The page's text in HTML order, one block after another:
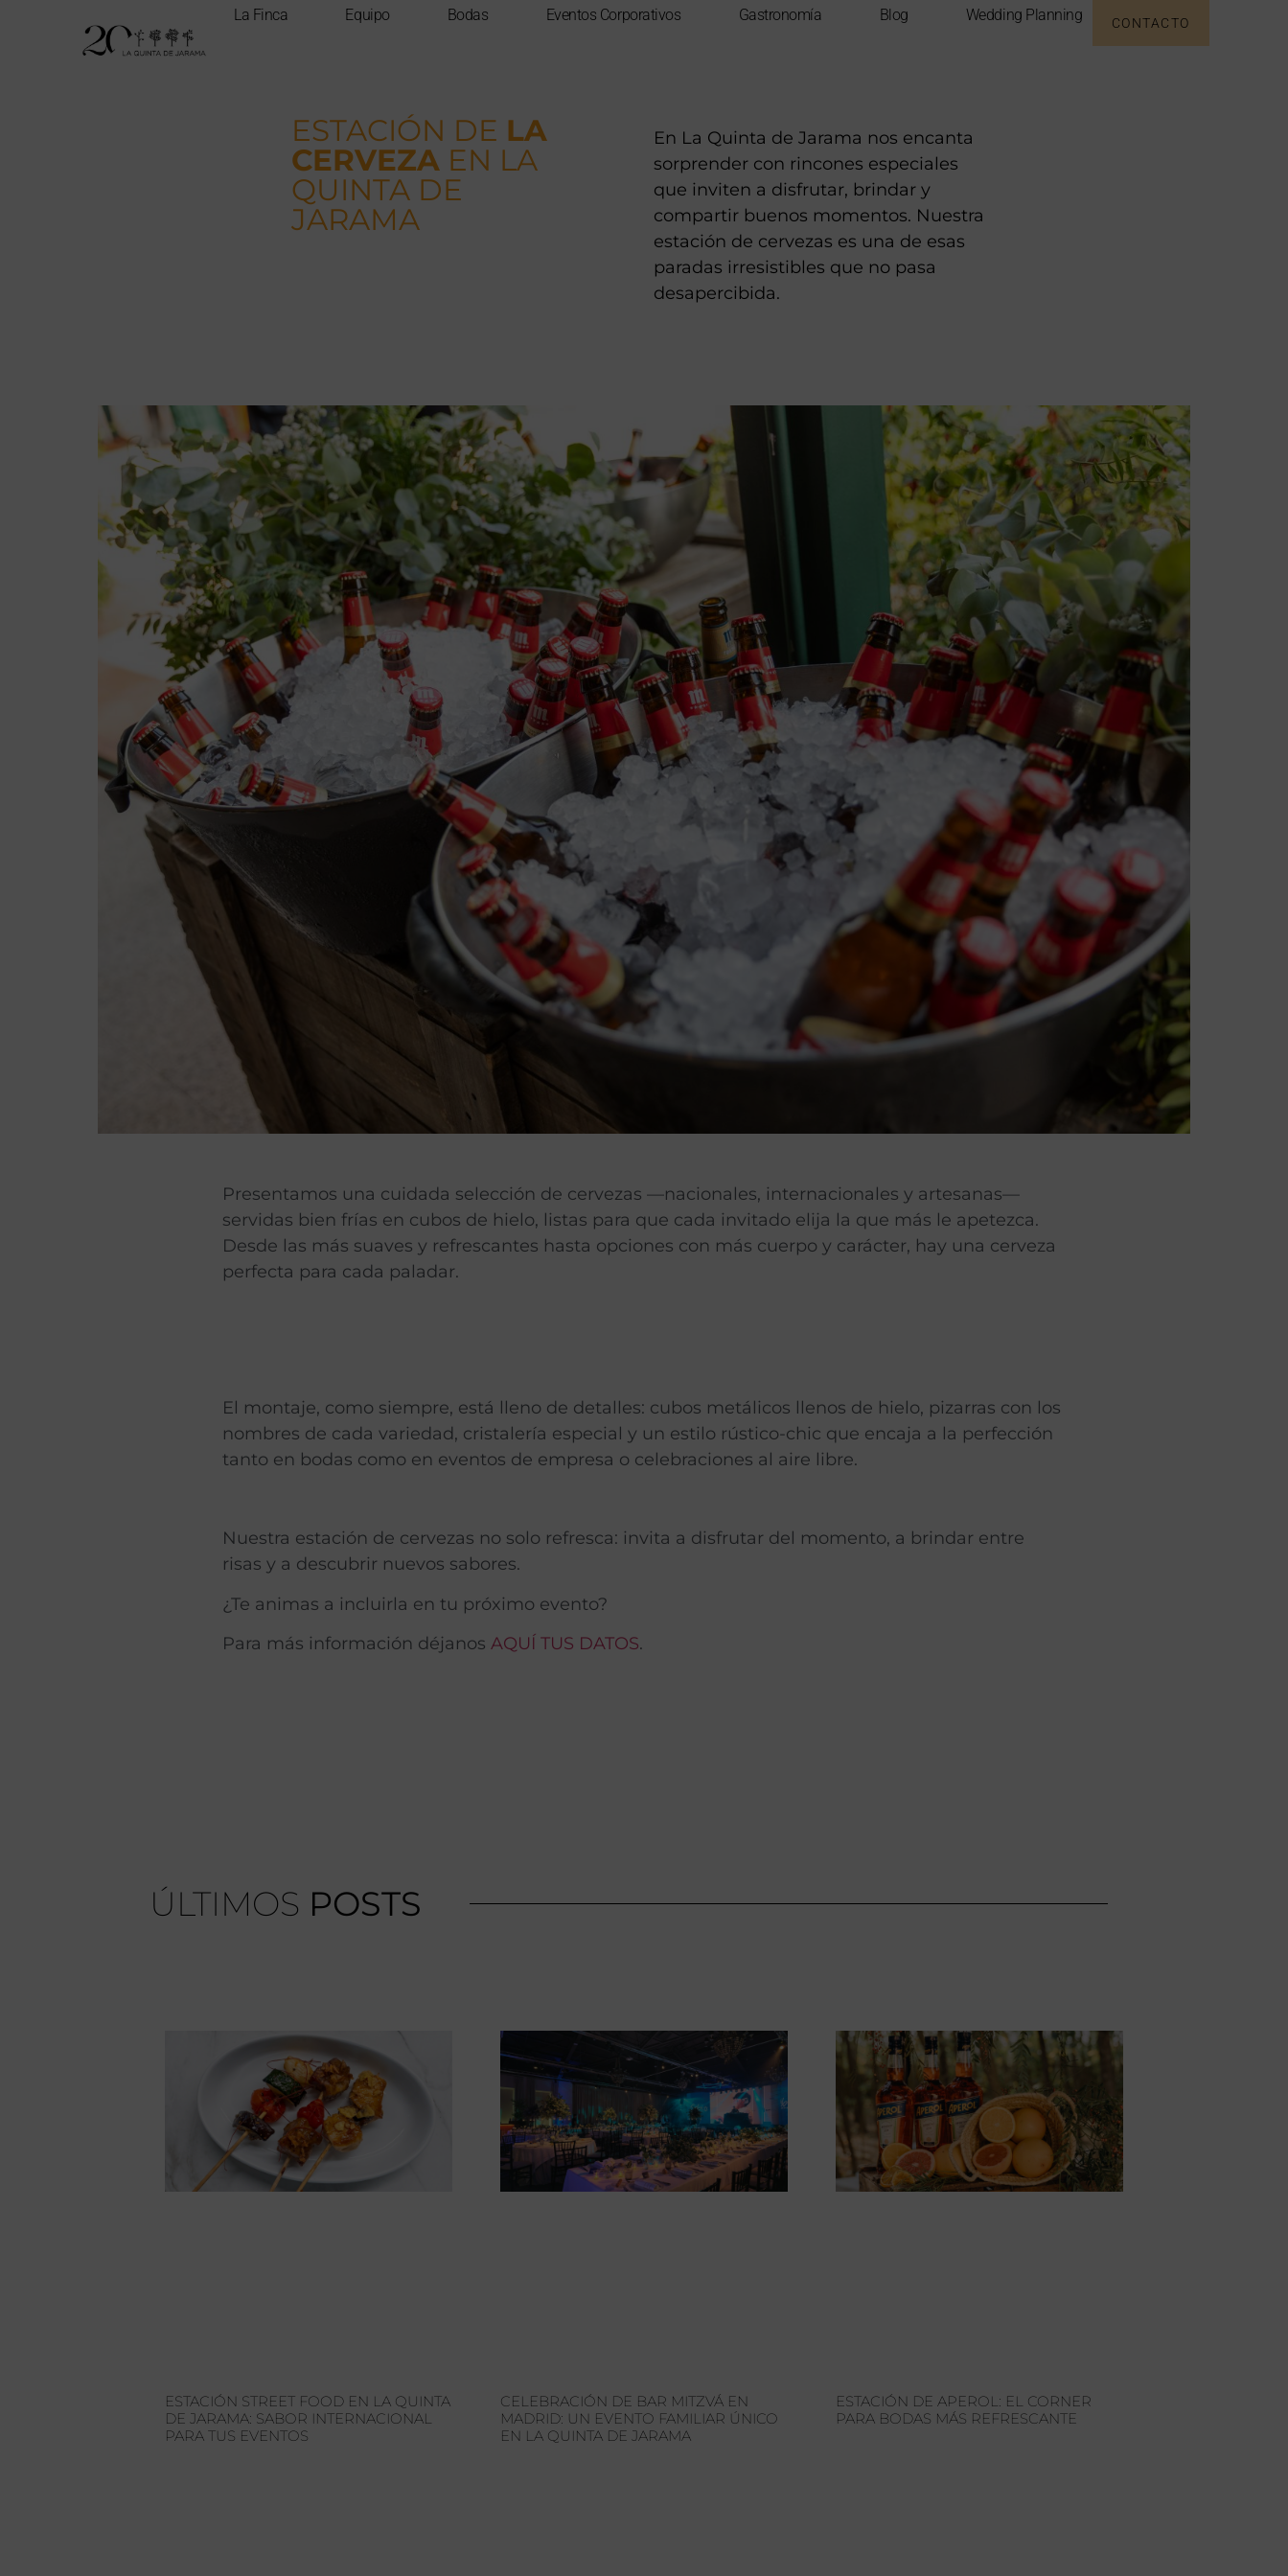
La Finca Equipo Bodas Eventos Corporativos Gastronomía Blog Wedding Planning CONTACTO
ESTACIÓN DE LA
CERVEZA EN LA
QUINTA DE
JARAMA
En La Quinta de Jarama nos encanta
sorprender con rincones especiales
que inviten a disfrutar, brindar y
compartir buenos momentos. Nuestra
estación de cervezas es una de esas
paradas irresistibles que no pasa
desapercibida.
Presentamos una cuidada selección de cervezas —nacionales, internacionales y artesanas—
servidas bien frías en cubos de hielo, listas para que cada invitado elija la que más le apetezca.
Desde las más suaves y refrescantes hasta opciones con más cuerpo y carácter, hay una cerveza
perfecta para cada paladar.
El montaje, como siempre, está lleno de detalles: cubos metálicos llenos de hielo, pizarras con los
nombres de cada variedad, cristalería especial y un estilo rústico-chic que encaja a la perfección
tanto en bodas como en eventos de empresa o celebraciones al aire libre.
Nuestra estación de cervezas no solo refresca: invita a disfrutar del momento, a brindar entre
risas y a descubrir nuevos sabores.
¿Te animas a incluirla en tu próximo evento?
Para más información déjanos AQUÍ TUS DATOS.
ÚLTIMOS POSTS
ESTACIÓN STREET FOOD EN LA QUINTA
DE JARAMA: SABOR INTERNACIONAL
PARA TUS EVENTOS
CELEBRACIÓN DE BAR MITZVÁ EN
MADRID: UN EVENTO FAMILIAR ÚNICO
EN LA QUINTA DE JARAMA
ESTACIÓN DE APEROL: EL CORNER
PARA BODAS MÁS REFRESCANTE